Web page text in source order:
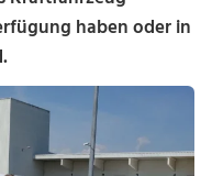
haben oder in